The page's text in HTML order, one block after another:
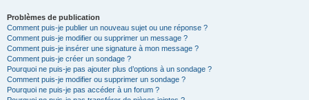
Problèmes de publication
Comment puis-je publier un nouveau sujet ou une réponse ?
Comment puis-je modifier ou supprimer un message ?
Comment puis-je insérer une signature à mon message ?
Comment puis-je créer un sondage ?
Pourquoi ne puis-je pas ajouter plus d’options à un sondage ?
Comment puis-je modifier ou supprimer un sondage ?
Pourquoi ne puis-je pas accéder à un forum ?